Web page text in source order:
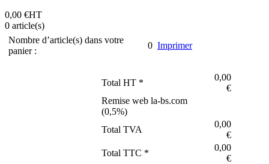
0,00 €HT
0 article(s)
Nombre d’article(s) dans votre
panier :
0 Imprimer
Total HT *
0,00
€
Remise web la-bs.com
(0,5%)
Total TVA
0,00
€
Total TTC *
0,00
€